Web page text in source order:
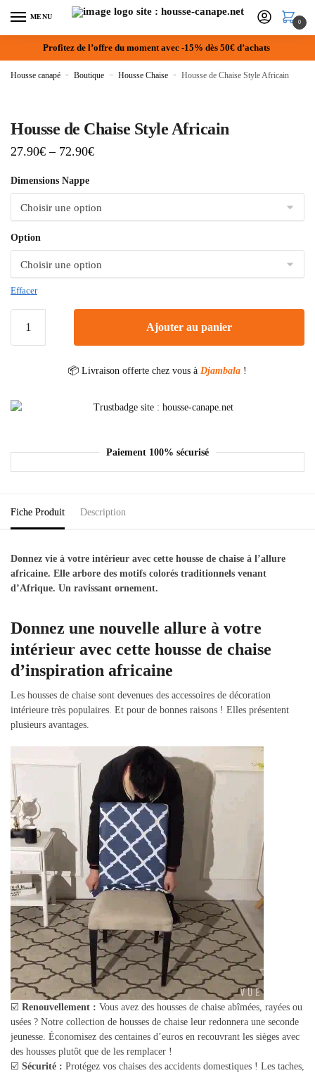
MENU
0
Profitez de l’offre du moment avec -15% dès 50€ d’achats
Housse canapé » Boutique » Housse Chaise » Housse de Chaise Style Africain
Housse de Chaise Style Africain
27.90€ – 72.90€
Dimensions Nappe
Option
Effacer
Ajouter au panier
📦 Livraison offerte chez vous à Djambala !
Paiement 100% sécurisé
Fiche Produit Description
Donnez vie à votre intérieur avec cette housse de chaise à l’allure
africaine. Elle arbore des motifs colorés traditionnels venant
d’Afrique. Un ravissant ornement.
Donnez une nouvelle allure à votre
intérieur avec cette housse de chaise
d’inspiration africaine
Les housses de chaise sont devenues des accessoires de décoration
intérieure très populaires. Et pour de bonnes raisons ! Elles présentent
plusieurs avantages.
☑️ Renouvellement : Vous avez des housses de chaise abîmées, rayées ou
usées ? Notre collection de housses de chaise leur redonnera une seconde
jeunesse. Économisez des centaines d’euros en recouvrant les sièges avec
des housses plutôt que de les remplacer !
☑️ Sécurité : Protégez vos chaises des accidents domestiques ! Les taches,